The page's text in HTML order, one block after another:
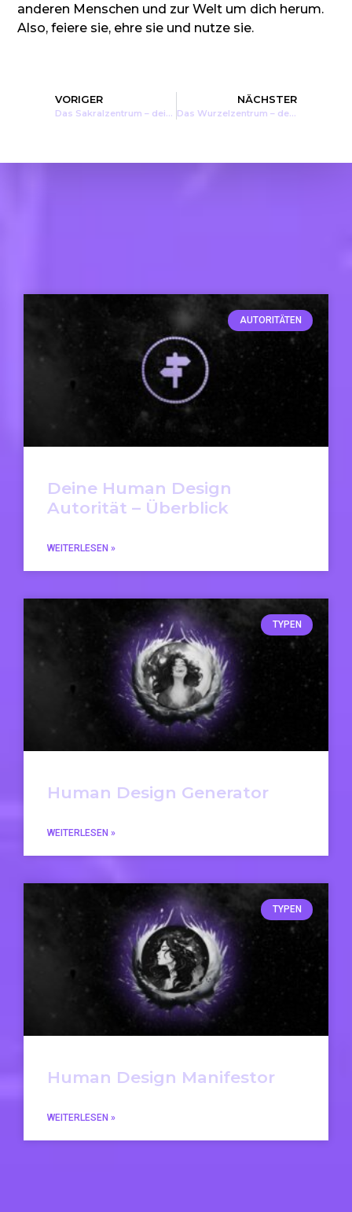
anderen Menschen und zur Welt um dich herum.
Also, feiere sie, ehre sie und nutze sie.
VORIGER
Das Sakralzentrum – deine Energie
NÄCHSTER
Das Wurzelzentrum – deine Motivation
AUTORITÄTEN
Deine Human Design
Autorität – Überblick
WEITERLESEN »
TYPEN
Human Design Generator
WEITERLESEN »
TYPEN
Human Design Manifestor
WEITERLESEN »